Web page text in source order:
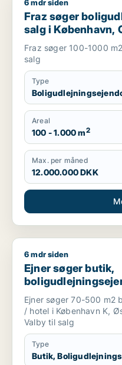
Fraz søger
6 mdr siden
Fraz søger
salg i København,
m.fl.
Fraz søger 100-1000
salg
Type
Areal
100 - 1.000 m2
Max. per måned
12.000.000 DKK
Ejner søger butik,
6 mdr siden
Ejner søger butik,
i København K,
m.fl.
Ejner søger 70-500 m2
/ hotel i København K,
Valby til salg
Type
Butik,